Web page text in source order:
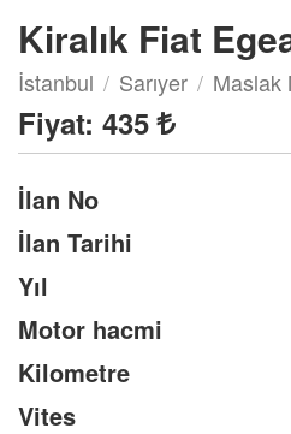
Kiralık Fiat
İstanbul Sarıyer Maslak
Fiyat: 435
İlan No
İlan Tarihi
Yıl
Motor hacmi
Kilometre
Vites